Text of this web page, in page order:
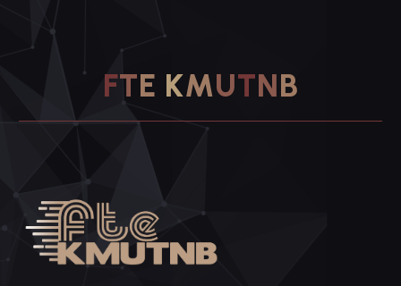
FTE KMUTNB